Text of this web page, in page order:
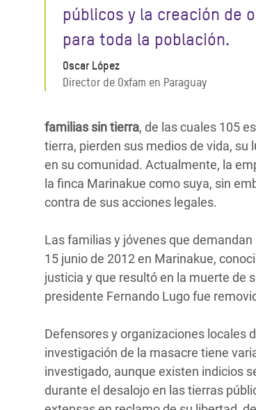
públicos y la creación de
para toda la población.
Oscar López
Director de Oxfam en Paraguay
familias sin tierra, de las cuales 105
tierra, pierden sus medios de vida,
en su comunidad. Actualmente, la
la finca Marinakue como suya, sin
contra de sus acciones legales.
Las familias y jóvenes que
15 junio de 2012 en Marinakue,
justicia y que resultó en la muerte de
presidente Fernando Lugo fue
Defensores y organizaciones locales
investigación de la masacre tiene
investigado, aunque existen indicios
durante el desalojo en las tierras